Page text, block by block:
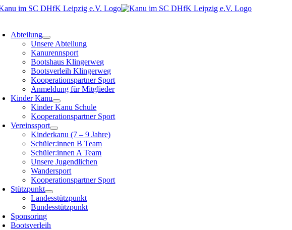
Zum
Abteilung
Unsere Abteilung
Kanurennsport
Bootshaus Klingerweg
Bootsverleih Klingerweg
Kooperationspartner Sport
Anmeldung für Mitglieder
Kinder Kanu
Kinder Kanu Schule
Kooperationspartner Sport
Vereinssport
Kinderkanu (7 – 9 Jahre)
Schüler:innen B Team
Schüler:innen A Team
Unsere Jugendlichen
Wandersport
Kooperationspartner Sport
Stützpunkt
Landesstützpunkt
Bundesstützpunkt
Sponsoring
Bootsverleih